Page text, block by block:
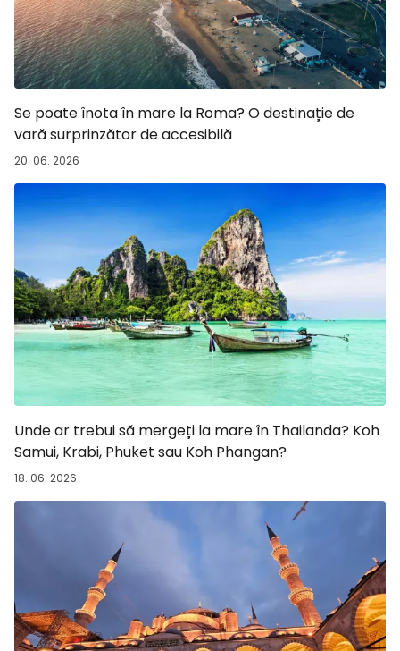
Se poate înota în mare la Roma? O destinație de
vară surprinzător de accesibilă
20. 06. 2026
Unde ar trebui să mergeți la mare în Thailanda? Koh
Samui, Krabi, Phuket sau Koh Phangan?
18. 06. 2026